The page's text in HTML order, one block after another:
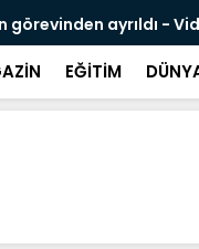
görevinden ayrıldı -
EĞİTİM